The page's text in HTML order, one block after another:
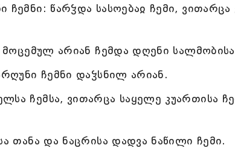
ჩემნი: წარჴდა სასოებაჲ ჩემი,
მოცემულ არიან ჩემდა დღენი
ჩემნი დაჴსნილ არიან.
ჩემსა, ვითარცა საყელე კუართისა
თანა და ნაცრისა დადვა ნაწილი ჩემი.